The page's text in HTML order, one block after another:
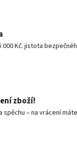
000 Kč. jistota
zboží!
spěchu – na vrácení